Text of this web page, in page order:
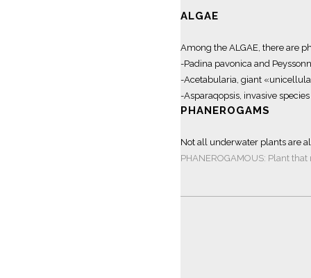
ALGAE
Among the ALGAE, there are
-Padina pavonica and
-Acetabularia, giant
-Asparaqopsis, invasive
PHANEROGAMS
Not all underwater plants are
PHANEROGAMOUS: Plant